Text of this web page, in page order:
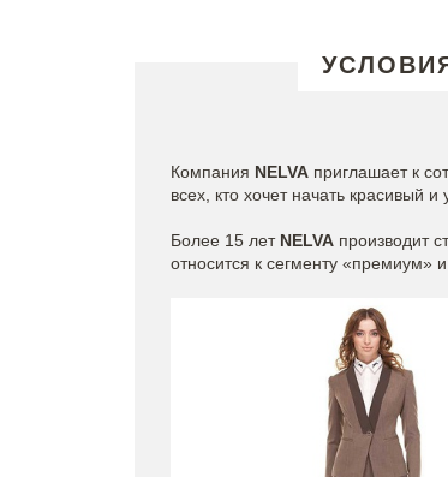
Компания NELVA приглашает к
всех, кто хочет начать красивый
Более 15 лет NELVA производит
относится к сегменту «премиум»